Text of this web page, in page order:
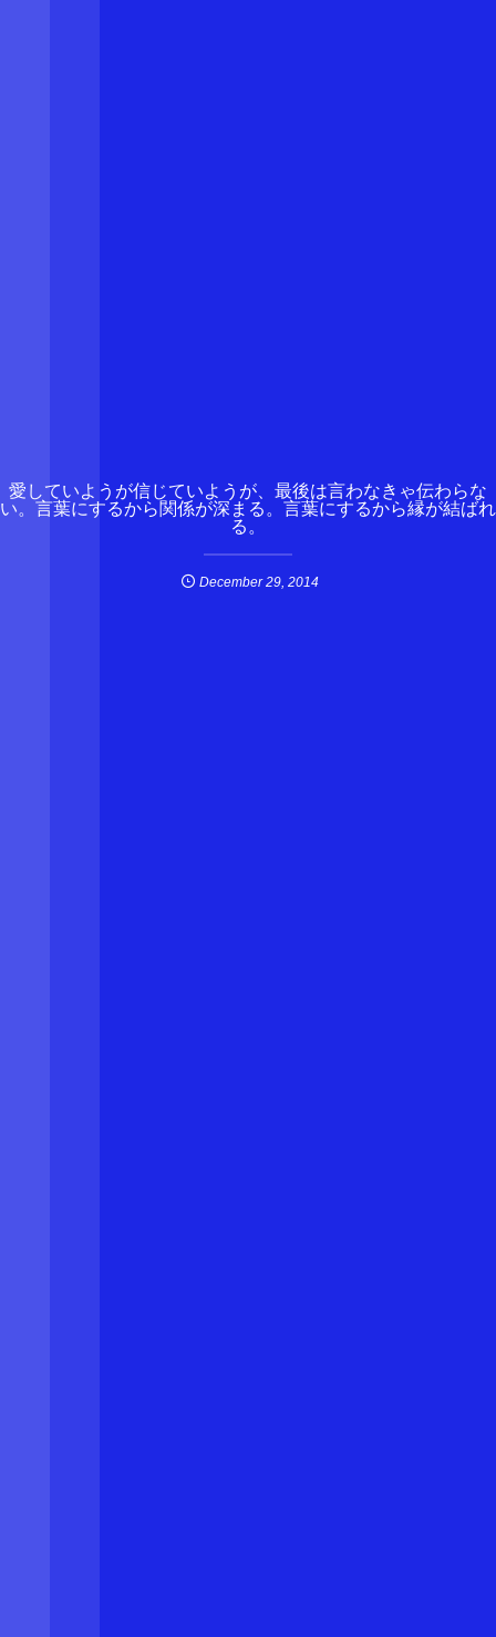
愛していようが信じていようが、最後は言わなきゃ伝わらな
い。言葉にするから関係が深まる。言葉にするから縁が結ばれ
る。
December 29, 2014